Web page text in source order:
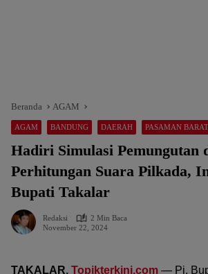
Beranda AGAM
AGAM BANDUNG DAERAH PASAMAN BARAT
Hadiri Simulasi Pemungutan
Perhitungan Suara Pilkada,
Bupati Takalar
Redaksi
2 Min Baca
November 22, 2024
TAKALAR, Topikterkini.com — Pj.